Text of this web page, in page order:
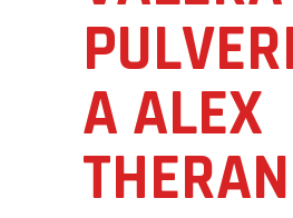
A ALEX